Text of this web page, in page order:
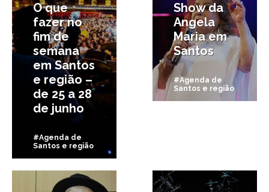
O que
fazer no
fim de
semana
em Santos
e região –
de 25 a 28
de junho
#Agenda de
Santos e região
Show da
Angela
Maria em
Santos
#Agenda de
Santos e região
12/06/2015